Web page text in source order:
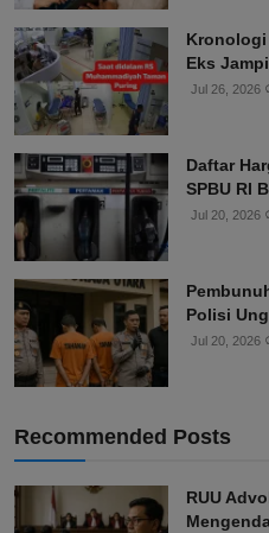
Kronologi
Eks
Jul 26, 2026
Daftar
SPBU RI
Jul 20, 2026
Polisi
Jul 20, 2026
Recommended Posts
RUU